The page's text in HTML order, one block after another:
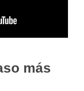
más